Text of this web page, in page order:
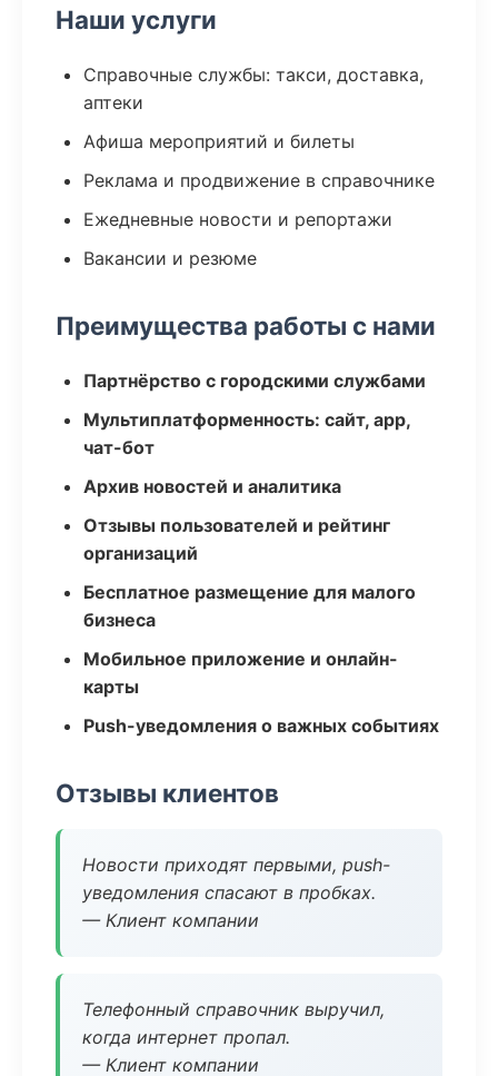
Наши услуги
Справочные службы: такси, доставка,
аптеки
Афиша мероприятий и билеты
Реклама и продвижение в справочнике
Ежедневные новости и репортажи
Вакансии и резюме
Преимущества работы с нами
Партнёрство с городскими службами
Мультиплатформенность: сайт, app,
чат-бот
Архив новостей и аналитика
Отзывы пользователей и рейтинг
организаций
Бесплатное размещение для малого
бизнеса
Мобильное приложение и онлайн-
карты
Push-уведомления о важных событиях
Отзывы клиентов
Новости приходят первыми, push-
уведомления спасают в пробках.
— Клиент компании
Телефонный справочник выручил,
когда интернет пропал.
— Клиент компании